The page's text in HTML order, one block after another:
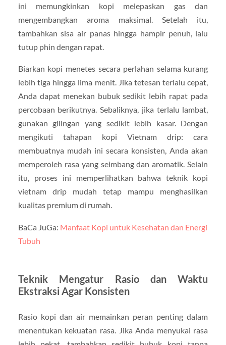
ini memungkinkan kopi melepaskan gas dan
mengembangkan aroma maksimal. Setelah itu,
tambahkan sisa air panas hingga hampir penuh, lalu
tutup phin dengan rapat.
Biarkan kopi menetes secara perlahan selama kurang
lebih tiga hingga lima menit. Jika tetesan terlalu cepat,
Anda dapat menekan bubuk sedikit lebih rapat pada
percobaan berikutnya. Sebaliknya, jika terlalu lambat,
gunakan gilingan yang sedikit lebih kasar. Dengan
mengikuti tahapan kopi Vietnam drip: cara
membuatnya mudah ini secara konsisten, Anda akan
memperoleh rasa yang seimbang dan aromatik. Selain
itu, proses ini memperlihatkan bahwa teknik kopi
vietnam drip mudah tetap mampu menghasilkan
kualitas premium di rumah.
BaCa JuGa: Manfaat Kopi untuk Kesehatan dan Energi
Tubuh
Teknik Mengatur Rasio dan Waktu
Ekstraksi Agar Konsisten
Rasio kopi dan air memainkan peran penting dalam
menentukan kekuatan rasa. Jika Anda menyukai rasa